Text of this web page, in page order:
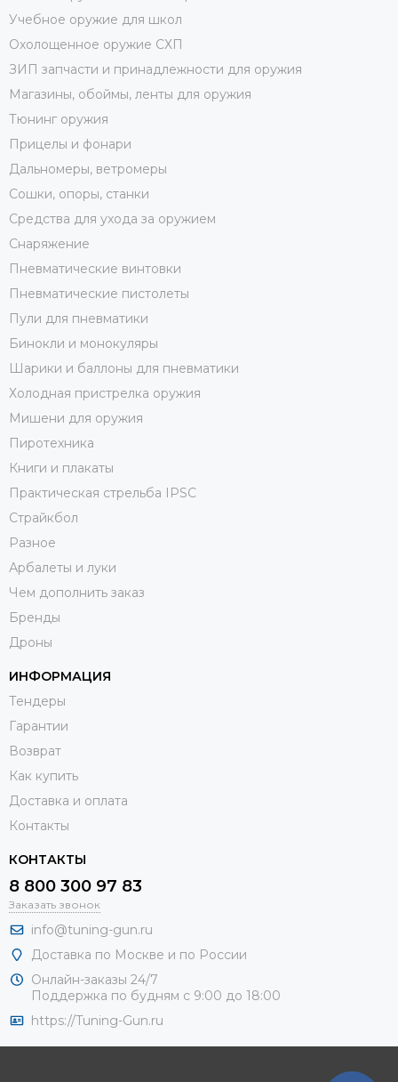
Учебное оружие для школ
Охолощенное оружие СХП
ЗИП запчасти и принадлежности для оружия
Магазины, обоймы, ленты для оружия
Тюнинг оружия
Прицелы и фонари
Дальномеры, ветромеры
Сошки, опоры, станки
Средства для ухода за оружием
Снаряжение
Пневматические винтовки
Пневматические пистолеты
Пули для пневматики
Бинокли и монокуляры
Шарики и баллоны для пневматики
Холодная пристрелка оружия
Мишени для оружия
Пиротехника
Книги и плакаты
Практическая стрельба IPSC
Страйкбол
Разное
Арбалеты и луки
Чем дополнить заказ
Бренды
Дроны
ИНФОРМАЦИЯ
Тендеры
Гарантии
Возврат
Как купить
Доставка и оплата
Контакты
КОНТАКТЫ
8 800 300 97 83
Заказать звонок
info@tuning-gun.ru
Доставка по Москве и по России
Онлайн-заказы 24/7
Поддержка по будням с 9:00 до 18:00
https://Tuning-Gun.ru